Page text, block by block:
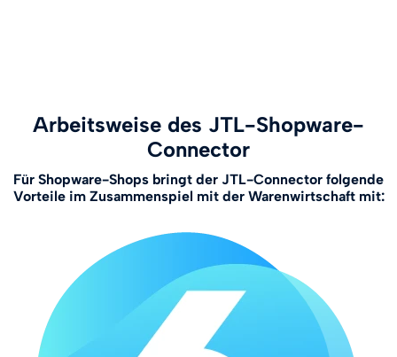
Arbeitsweise des JTL-Shopware-
Connector
Für Shopware-Shops bringt der JTL-Connector folgende
Vorteile im Zusammenspiel mit der Warenwirtschaft mit: